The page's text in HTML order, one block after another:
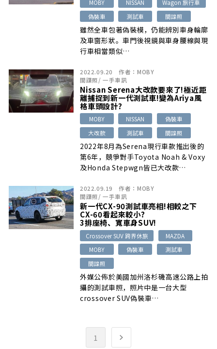
MOBY NISSAN
Wagon 旅行車
偽裝車
測試車 間諜照
雖然全車包著偽裝模，仍能辨別車身輪廓
及車窗形狀。車門後視鏡與車身腰線與現
行車相當類似…
2022.09.20 作者： MOBY
間諜照/ 一手車訊
Nissan Serena大改款要來了!極近距
離捕捉到新一代測試車!變為Ariya風
格車頭設計?
MOBY NISSAN
偽裝車
大改款
測試車 間諜照
2022年8月為Serena現行車款推出後的
第6年，競爭對手Toyota Noah & Voxy
及Honda Stepwgn皆已大改款…
2022.09.19 作者： MOBY
間諜照/ 一手車訊
新一代CX-90測試車亮相!相較之下
CX-60看起來較小?
3排座椅、寬車身SUV!
Crossover SUV 跨界休旅
MAZDA
MOBY
偽裝車
測試車
間諜照
外媒公佈於美國加州洛杉磯高速公路上拍
攝的測試車照，照片中是一台大型
crossover SUV偽裝車…
1